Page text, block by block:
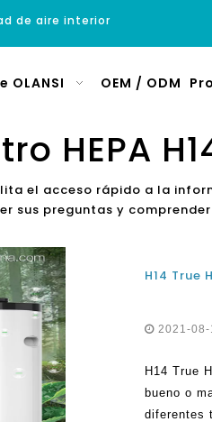
de aire interior
OLANSI OEM / ODM
HEPA
el acceso rápido a la
sus preguntas y
2021-08-
H14 True
bueno o
diferentes